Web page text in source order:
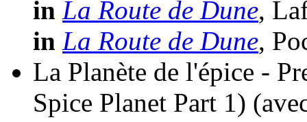
in La Route de Dune,
in La Route de Dune,
La Planète de l'épice -
Spice Planet Part 1)